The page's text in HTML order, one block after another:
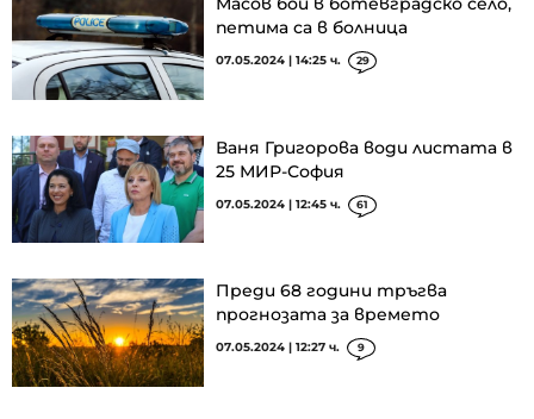
петима са в болница
07.05.2024 | 14:25 ч. 29
Ваня Григорова води листата в
25 МИР-София
07.05.2024 | 12:45 ч. 61
Преди 68 години тръгва
прогнозата за времето
07.05.2024 | 12:27 ч. 9